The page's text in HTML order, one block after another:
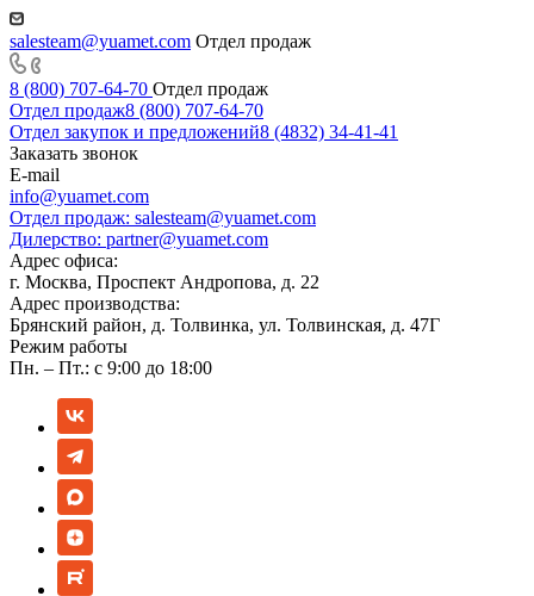
salesteam@yuamet.com Отдел продаж
8 (800) 707-64-70 Отдел продаж
Отдел продаж8 (800) 707-64-70
Отдел закупок и предложений8 (4832) 34-41-41
Заказать звонок
E-mail
info@yuamet.com
Отдел продаж: salesteam@yuamet.com
Дилерство: partner@yuamet.com
Адрес офиса:
г. Москва, Проспект Андропова, д. 22
Адрес производства:
Брянский район, д. Толвинка, ул. Толвинская, д. 47Г
Режим работы
Пн. – Пт.: с 9:00 до 18:00